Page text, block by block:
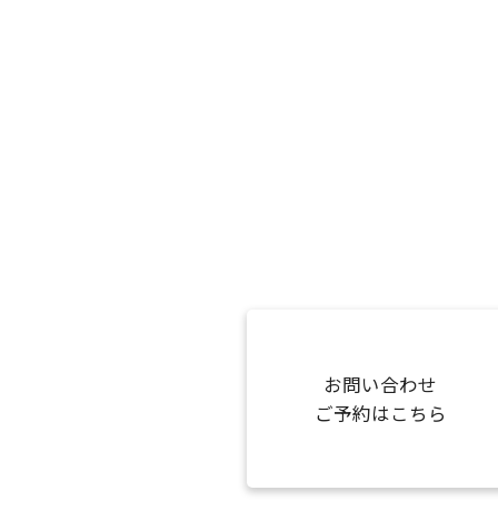
お問い合わせ
ご予約はこちら